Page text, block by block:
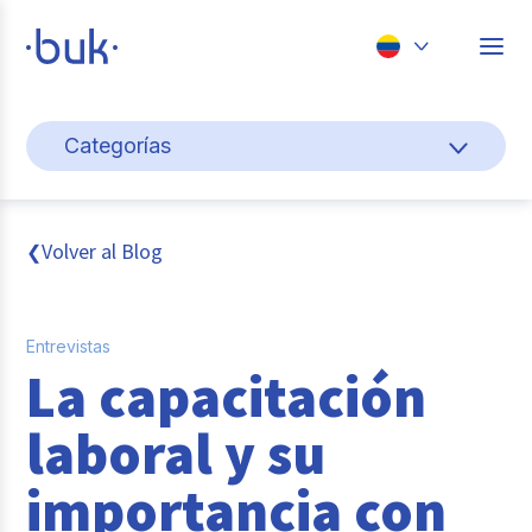
Perú
Categorías
Cultura y bienestar laboral
Gestión de personas
Pago de nómina
Buk
Transformación digital
Tendencias y Data
❮Volver al Blog
Entrevistas
La capacitación
laboral y su
importancia con